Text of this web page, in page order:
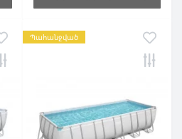
Պահանջված